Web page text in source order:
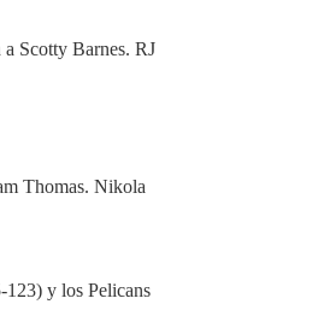
Scotty Barnes. RJ
Thomas. Nikola
y los Pelicans